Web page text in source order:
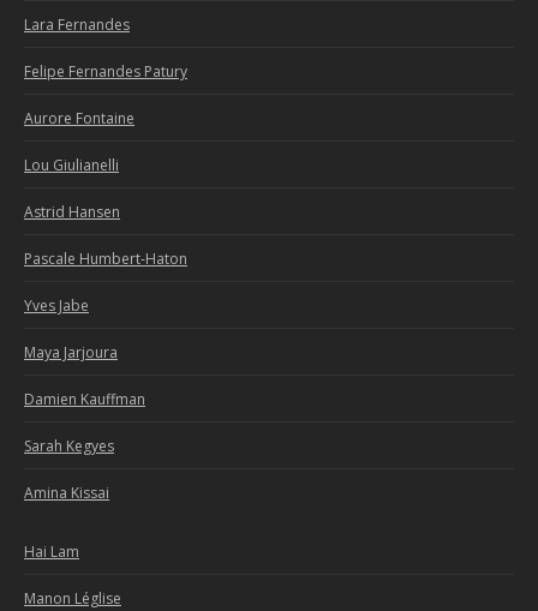
Lara Fernandes
Felipe Fernandes Patury
Aurore Fontaine
Lou Giulianelli
Astrid Hansen
Pascale Humbert-Haton
Yves Jabe
Maya Jarjoura
Damien Kauffman
Sarah Kegyes
Amina Kissai
Hai Lam
Manon Léglise